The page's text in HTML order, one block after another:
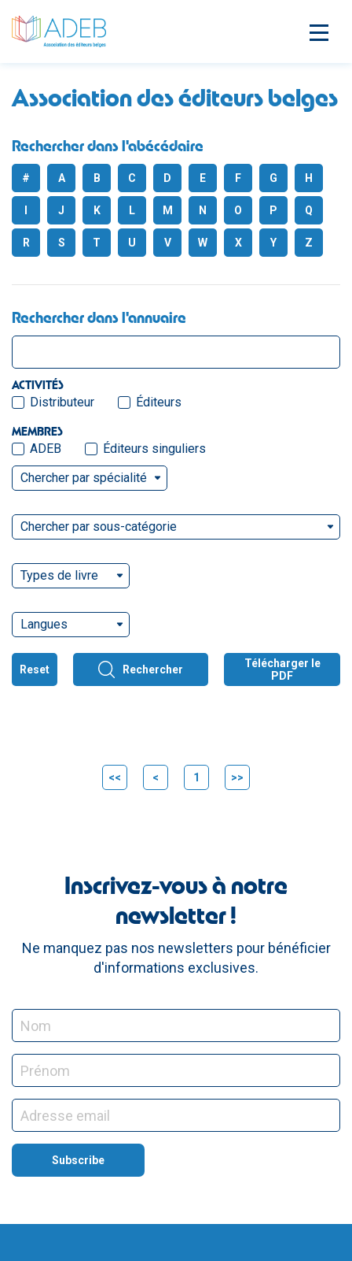
Association des éditeurs belges
Rechercher dans l'abécédaire
# A B C D E F G H
J K L M N O P Q
R S T U V W X Y Z
Rechercher dans l'annuaire
ACTIVITÉS
Distributeur Éditeurs
MEMBRES
ADEB
Éditeurs singuliers
Chercher par spécialité
Chercher par sous-catégorie
Types de livre
Langues
Reset Rechercher
Télécharger le
PDF
<< < 1 >>
Inscrivez-vous à notre
newsletter !
Ne manquez pas nos newsletters pour bénéficier
d'informations exclusives.